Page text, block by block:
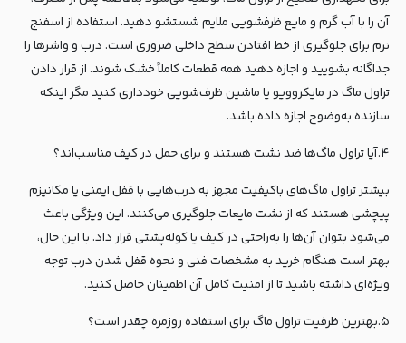
آن را با آب گرم و مایع ظرفشویی ملایم شستشو دهید. استفاده از اسفنج
نرم برای جلوگیری از خط افتادن سطح داخلی ضروری است. درب و واشرها را
جداگانه بشویید و اجازه دهید همه قطعات کاملاً خشک شوند. از قرار دادن
تراول ماگ در مایکروویو یا ماشین ظرف‌شویی خودداری کنید مگر اینکه
سازنده به‌وضوح اجازه داده باشد.
۴.آیا تراول ماگ‌ها ضد نشت هستند و برای حمل در کیف مناسب‌اند؟
بیشتر تراول ماگ‌های باکیفیت مجهز به درب‌هایی با قفل ایمنی یا مکانیزم
پیچشی هستند که از نشت مایعات جلوگیری می‌کنند. این ویژگی باعث
می‌شود بتوان آن‌ها را به‌راحتی در کیف یا کوله‌پشتی قرار داد. با این حال،
بهتر است هنگام خرید به مشخصات فنی و نحوه قفل شدن درب توجه
ویژه‌ای داشته باشید تا از امنیت کامل آن اطمینان حاصل کنید.
۵.بهترین ظرفیت تراول ماگ برای استفاده روزمره چقدر است؟